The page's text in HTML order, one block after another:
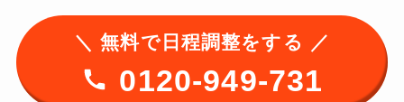
＼ 無料で日程調整をする ／
0120-949-731